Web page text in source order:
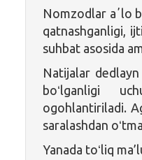
Nomzodlar aʼlo
qatnashganligi,
suhbat asosida
Natijalar
boʻlganligi
ogohlantiriladi.
saralashdan
Yanada toʻliq